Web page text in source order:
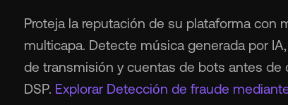
Proteja la reputación de su plataforma con
multicapa. Detecte música generada por
de transmisión y cuentas de bots antes de
DSP. Explorar Detección de fraude